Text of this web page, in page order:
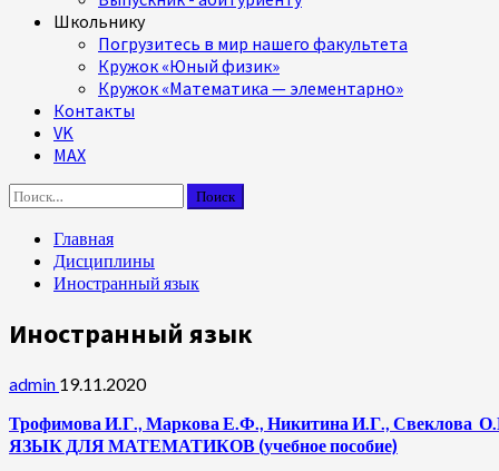
Школьнику
Погрузитесь в мир нашего факультета
Кружок «Юный физик»
Кружок «Математика — элементарно»
Контакты
VK
MAX
Найти:
Главная
Дисциплины
Иностранный язык
Иностранный язык
admin 19.11.2020
Трофимова И.Г., Маркова Е.Ф., Никитина И.Г., Свеклова
ЯЗЫК ДЛЯ МАТЕМАТИКОВ (учебное пособие)